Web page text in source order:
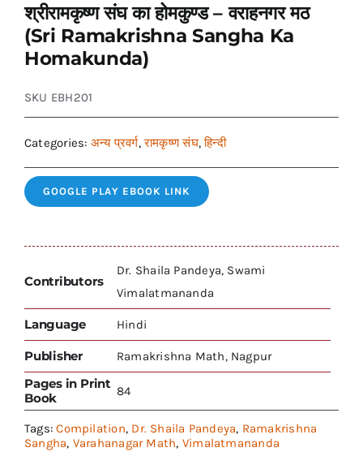
श्रीरामकृष्ण संघ का होमकुण्ड – वराहनगर मठ
(Sri Ramakrishna Sangha Ka
Homakunda)
SKU EBH201
Categories: अन्य प्रवर्ग,रामकृष्ण संघ,हिन्दी
GOOGLE PLAY EBOOK LINK
Contributors
Dr. Shaila Pandeya, Swami
Vimalatmananda
Language Hindi
Publisher Ramakrishna Math, Nagpur
Pages in Print
Book
84
Tags:Compilation, Dr. Shaila Pandeya, Ramakrishna
Sangha, Varahanagar Math, Vimalatmananda